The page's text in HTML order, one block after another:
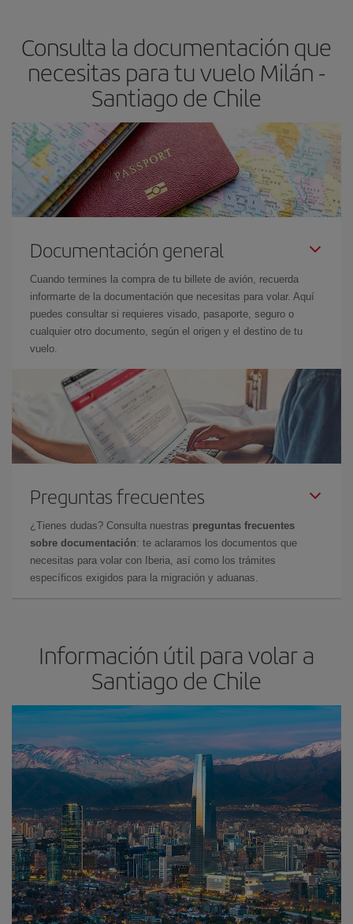
Consulta la documentación que
necesitas para tu vuelo Milán -
Santiago de Chile
Documentación general
Cuando termines la compra de tu billete de avión, recuerda
informarte de la documentación que necesitas para volar. Aquí
puedes consultar si requieres visado, pasaporte, seguro o
cualquier otro documento, según el origen y el destino de tu
vuelo.
Preguntas frecuentes
¿Tienes dudas? Consulta nuestras preguntas frecuentes
sobre documentación: te aclaramos los documentos que
necesitas para volar con Iberia, así como los trámites
específicos exigidos para la migración y aduanas.
Información útil para volar a
Santiago de Chile